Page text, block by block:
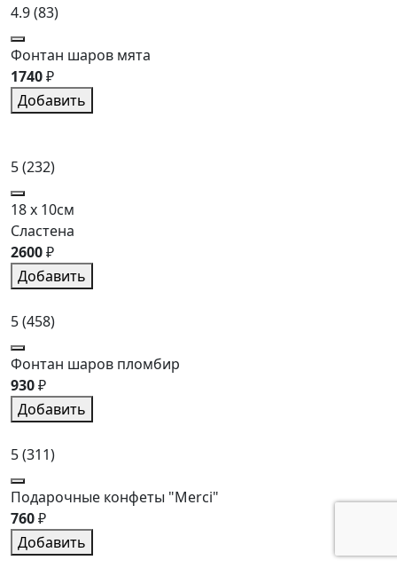
4.9(83)
Фонтан шаров мята
1740₽
Добавить
5(232)
18 x 10см
Сластена
2600₽
Добавить
5(458)
Фонтан шаров пломбир
930₽
Добавить
5(311)
Подарочные конфеты "Merci"
760₽
Добавить